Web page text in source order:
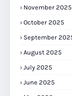
November 2025
October 2025
September
August 2025
July 2025
June 2025